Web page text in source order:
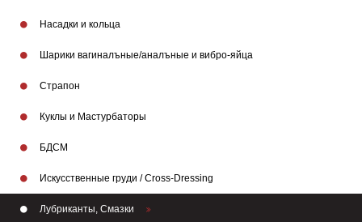
Насадки и кольца
Шарики вагиналъные/аналъные и вибро-яйца
Страпон
Куклы и Мастурбаторы
БДСМ
Искусственные груди / Cross-Dressing
Лубриканты, Смазки